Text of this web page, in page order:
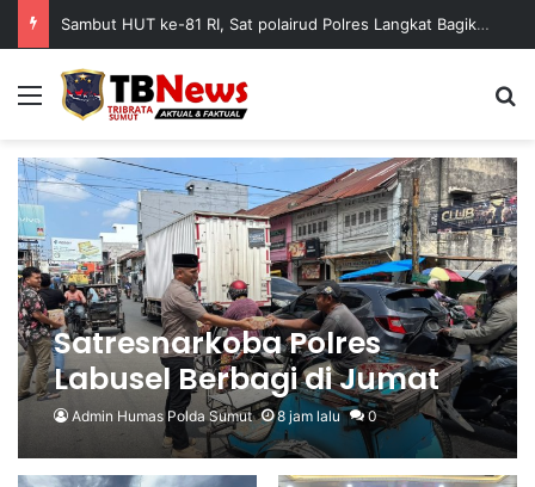
Sambut HUT Kemerdekaan RI Ke 81, Polsek Siantar Barat Berikan Bansos Kepada Warga Membutuhkan
Menu
Satresnarkoba Polres
Labusel Berbagi di Jumat
Berkah, Hadirkan Senyum
untuk Masyarakat
Admin Humas Polda Sumut 8 jam lalu 0